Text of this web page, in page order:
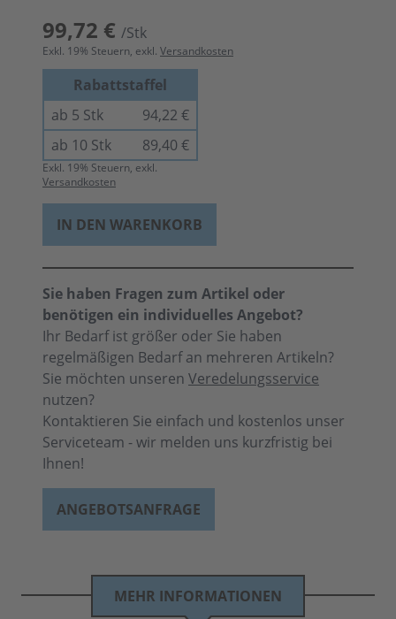
99,72 € /Stk
Exkl. 19% Steuern, exkl. Versandkosten
Rabattstaffel
ab 5 Stk
94,22 €
ab 10 Stk
89,40 €
Exkl. 19% Steuern, exkl.
Versandkosten
IN DEN WARENKORB
Sie haben Fragen zum Artikel oder
benötigen ein individuelles Angebot?
Ihr Bedarf ist größer oder Sie haben
regelmäßigen Bedarf an mehreren Artikeln?
Sie möchten unseren Veredelungsservice
nutzen?
Kontaktieren Sie einfach und kostenlos unser
Serviceteam - wir melden uns kurzfristig bei
Ihnen!
ANGEBOTSANFRAGE
MEHR INFORMATIONEN